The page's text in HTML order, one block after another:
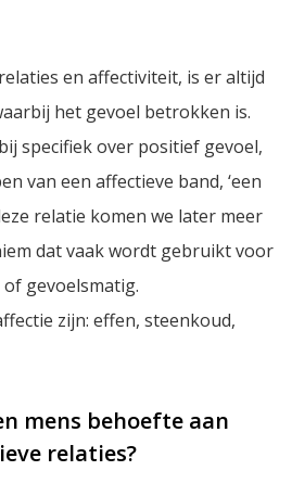
en affectiviteit, is er altijd
het gevoel betrokken is.
specifiek over positief gevoel,
van een affectieve band, ‘een
relatie komen we later meer
dat vaak wordt gebruikt voor
gevoelsmatig.
zijn: effen, steenkoud,
mens behoefte aan
relaties?